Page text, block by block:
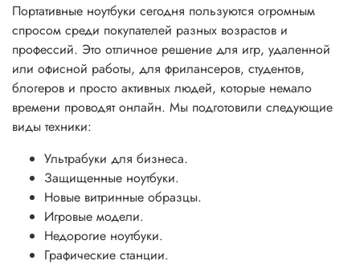
Портативные ноутбуки сегодня пользуются огромным
спросом среди покупателей разных возрастов и
профессий. Это отличное решение для игр, удаленной
или офисной работы, для фрилансеров, студентов,
блогеров и просто активных людей, которые немало
времени проводят онлайн. Мы подготовили следующие
виды техники:
Ультрабуки для бизнеса.
Защищенные ноутбуки.
Новые витринные образцы.
Игровые модели.
Недорогие ноутбуки.
Графические станции.